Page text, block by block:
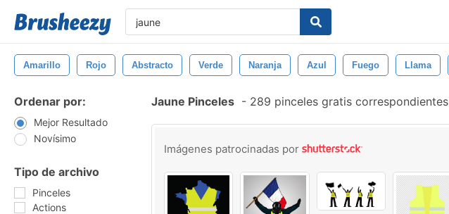
Amarillo Rojo Abstracto Verde Naranja Azul Fuego Llama
Ordenar por:
Mejor Resultado
Novísimo
Tipo de archivo
Pinceles
Actions
Jaune Pinceles - 289 pinceles gratis correspondientes
Imágenes patrocinadas por